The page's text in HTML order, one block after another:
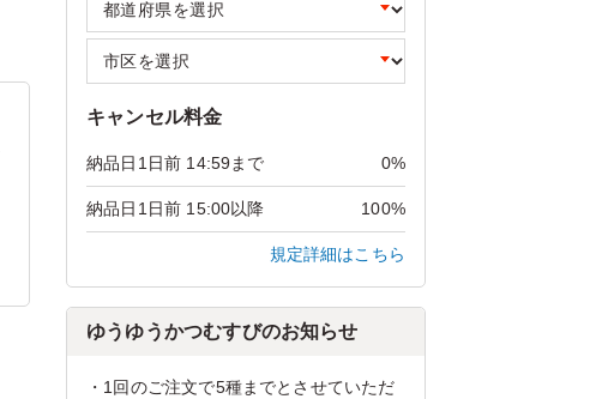
キャンセル料金
納品日1日前 14:59まで 0%
納品日1日前 15:00以降 100%
規定詳細はこちら
ゆうゆうかつむすびのお知らせ
・1回のご注文で5種までとさせていただ